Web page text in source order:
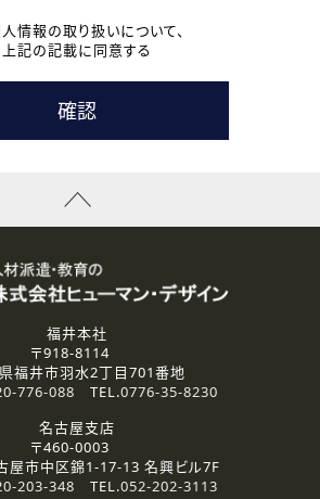
絡および本登録時の参考情報として利
討されている企業の皆様
に回答するために利用いたします。
、電話・Ｅメールのいずれかの方法とい
に関するご連絡のために利用いたしま
せの内容に回答するために利用いたし
、電話・Ｅメールのいずれかの方法とい
供
情報は、法令等の規定に従う場合を除き、
の委託
保護の評価基準を満たした委託先に、個
があります。
情報の取り扱いについて、
上記の記載に同意する
福井本社
〒918-8114
福井市羽水2丁目701番地
776-088 TEL.0776-35-8230
名古屋支店
〒460-0003
屋市中区錦1-17-13 名興ビル7F
203-348 TEL.052-202-3113